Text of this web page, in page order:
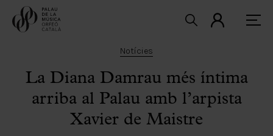
Notícies
La Diana Damrau més íntima
arriba al Palau amb l’arpista
Xavier de Maistre